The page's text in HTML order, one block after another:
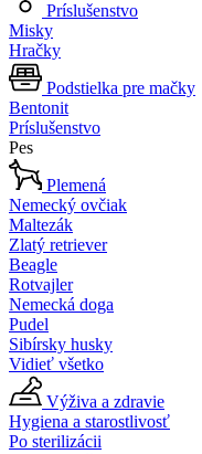
Príslušenstvo
Misky
Hračky
Podstielka pre mačky
Bentonit
Príslušenstvo
Pes
Plemená
Nemecký ovčiak
Maltezák
Zlatý retriever
Beagle
Rotvajler
Nemecká doga
Pudel
Sibírsky husky
Vidieť všetko
Výživa a zdravie
Hygiena a starostlivosť
Po sterilizácii